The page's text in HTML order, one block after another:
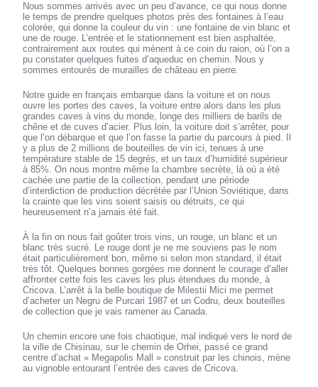
Nous sommes arrivés avec un peu d’avance, ce qui nous donne
le temps de prendre quelques photos près des fontaines à l’eau
colorée, qui donne la couleur du vin : une fontaine de vin blanc et
une de rouge. L’entrée et le stationnement est bien asphaltée,
contrairement aux routes qui mènent à ce coin du raion, où l’on a
pu constater quelques fuites d’aqueduc en chemin. Nous y
sommes entourés de murailles de château en pierre.
Notre guide en français embarque dans la voiture et on nous
ouvre les portes des caves, la voiture entre alors dans les plus
grandes caves à vins du monde, longe des milliers de barils de
chêne et de cuves d’acier. Plus loin, la voiture doit s’arrêter, pour
que l’on débarque et que l’on fasse la partie du parcours à pied. Il
y a plus de 2 millions de bouteilles de vin ici, tenues à une
température stable de 15 degrés, et un taux d’humidité supérieur
à 85%. On nous montre même la chambre secrète, là où a été
cachée une partie de la collection, pendant une période
d’interdiction de production décrétée par l’Union Soviétique, dans
la crainte que les vins soient saisis ou détruits, ce qui
heureusement n’a jamais été fait.
À la fin on nous fait goûter trois vins, un rouge, un blanc et un
blanc très sucré. Le rouge dont je ne me souviens pas le nom
était particulièrement bon, même si selon mon standard, il était
très tôt. Quelques bonnes gorgées me donnent le courage d’aller
affronter cette fois les caves les plus étendues du monde, à
Cricova. L’arrêt à la belle boutique de Milestii Mici me permet
d’acheter un Negru de Purcari 1987 et un Codru, deux bouteilles
de collection que je vais ramener au Canada.
Un chemin encore une fois chaotique, mal indiqué vers le nord de
la ville de Chisinau, sur le chemin de Orhei, passé ce grand
centre d’achat « Megapolis Mall » construit par les chinois, mène
au vignoble entourant l’entrée des caves de Cricova.